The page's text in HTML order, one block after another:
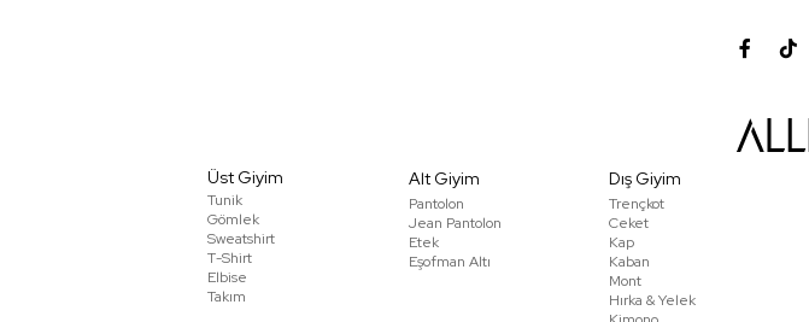
Üst Giyim
Tunik
Gömlek
Sweatshirt
T-Shirt
Elbise
Takım
Alt Giyim
Pantolon
Jean Pantolon
Etek
Eşofman Altı
Dış Giyim
Trençkot
Ceket
Kap
Kaban
Mont
Hırka & Yelek